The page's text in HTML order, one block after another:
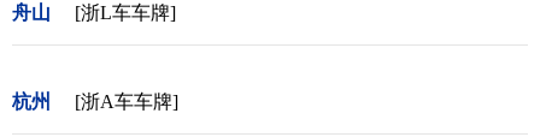
舟山 [浙L车车牌]
杭州 [浙A车车牌]